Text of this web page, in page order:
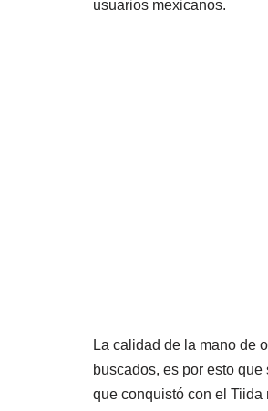
usuarios mexicanos.
La calidad de la mano de
buscados, es por esto
que conquistó con el Tiida